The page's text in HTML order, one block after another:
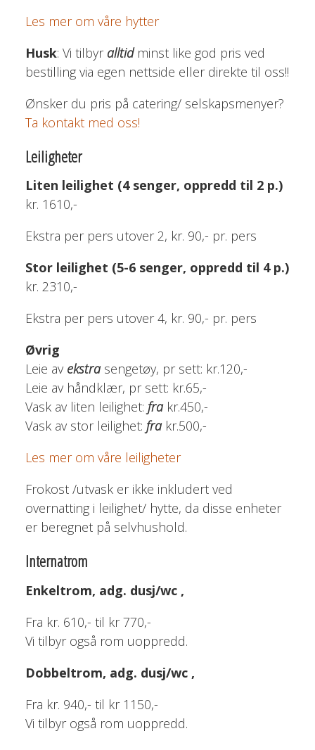
Les mer om våre hytter
Husk: Vi tilbyr alltid minst like god pris ved
bestilling via egen nettside eller direkte til oss!!
Ønsker du pris på catering/ selskapsmenyer?
Ta kontakt med oss!
Leiligheter
Liten leilighet (4 senger, oppredd til 2 p.)
kr. 1610,-
Ekstra per pers utover 2, kr. 90,- pr. pers
Stor leilighet (5-6 senger, oppredd til 4 p.)
kr. 2310,-
Ekstra per pers utover 4, kr. 90,- pr. pers
Øvrig
Leie av ekstrasengetøy, pr sett: kr.120,-
Leie av håndklær, pr sett: kr.65,-
Vask av liten leilighet: frakr.450,-
Vask av stor leilighet: frakr.500,-
Les mer om våre leiligheter
Frokost /utvask er ikke inkludert ved
overnatting i leilighet/ hytte, da disse enheter
er beregnet på selvhushold.
Internatrom
Enkeltrom, adg. dusj/wc ,
Fra kr. 610,- til kr 770,-
Vi tilbyr også rom uoppredd.
Dobbeltrom, adg. dusj/wc ,
Fra kr. 940,- til kr 1150,-
Vi tilbyr også rom uoppredd.